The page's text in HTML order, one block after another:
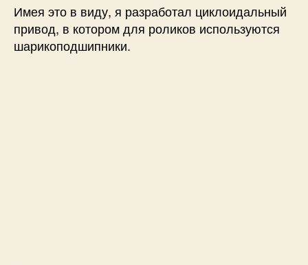
Имея это в виду, я разработал циклоидальный
привод, в котором для роликов используются
шарикоподшипники.